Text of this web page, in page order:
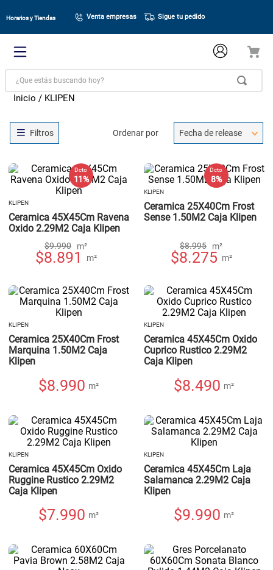
Horarios y Tiendas Venta empresas Sigue tu pedido
¿Que estás buscando hoy?
KLIPEN
Ordenar por Fecha de release
Dcto
11 %
KLIPEN
Ceramica 45X45Cm Ravena
Oxido 2.29M2 Caja Klipen
$9.990 m²
$8.891 m²
Dcto
8 %
KLIPEN
Ceramica 25X40Cm Frost
Sense 1.50M2 Caja Klipen
$8.995 m²
$8.275 m²
KLIPEN
Ceramica 25X40Cm Frost
Marquina 1.50M2 Caja
Klipen
$8.990 m²
KLIPEN
Ceramica 45X45Cm Oxido
Cuprico Rustico 2.29M2
Caja Klipen
$8.490 m²
KLIPEN
Ceramica 45X45Cm Oxido
Ruggine Rustico 2.29M2
Caja Klipen
$7.990 m²
KLIPEN
Ceramica 45X45Cm Laja
Salamanca 2.29M2 Caja
Klipen
$9.990 m²